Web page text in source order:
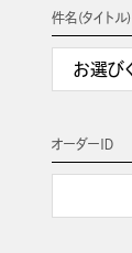
件名(タイトル)
オーダーＩＤ